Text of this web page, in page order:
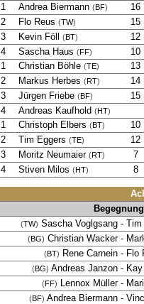
1 Andrea Biermann (BF)
16
2
Flo Reus (TW)
15
3
Kevin Föll (BT)
12
4
Sascha Haus (FF) 10
1 Christian Böhle (TE)
13
2
Markus Herbes (RT)
14
3
Jürgen Friebe (BF)
15
4
Andreas Kaufhold (HT)
1 Christoph Elbers (BT)
10
2
Tim Eggers (TE)
12
3
Moritz Neumaier (RT)
7
4
Stiven Milos (HT) 8
Begegnung
(TW) Sascha Voglgsang - Tim
(BG) Christian Wacker -
(BT) Rene Carnein - Flo
(BG) Andreas Janzon -
(FF) Lennox Müller -
(BF) Andrea Biermann -